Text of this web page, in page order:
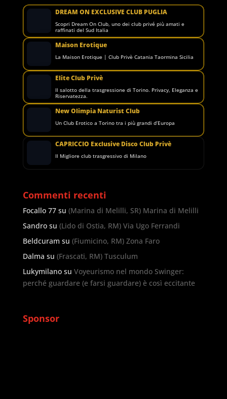
DREAM ON EXCLUSIVE CLUB PUGLIA
Scopri Dream On Club, uno dei club privé più amati e
raffinati del Sud Italia
Maison Erotique
La Maison Erotique | Club Privè Catania Taormina Sicilia
Elite Club Privè
Il salotto della trasgressione di Torino. Privacy, Eleganza e
Riservatezza.
New Olimpia Naturist Club
Un Club Erotico a Torino tra i più grandi d’Europa
CAPRICCIO Exclusive Disco Club Privè
Il Migliore club trasgressivo di Milano
Commenti recenti
Focallo 77su (Marina di Melilli, SR) Marina di Melilli
Sandrosu (Lido di Ostia, RM) Via Ugo Ferrandi
Beldcuram su (Fiumicino, RM) Zona Faro
Dalma su (Frascati, RM) Tusculum
Lukymilanosu Voyeurismo nel mondo Swinger:
perché guardare (e farsi guardare) è così eccitante
Sponsor